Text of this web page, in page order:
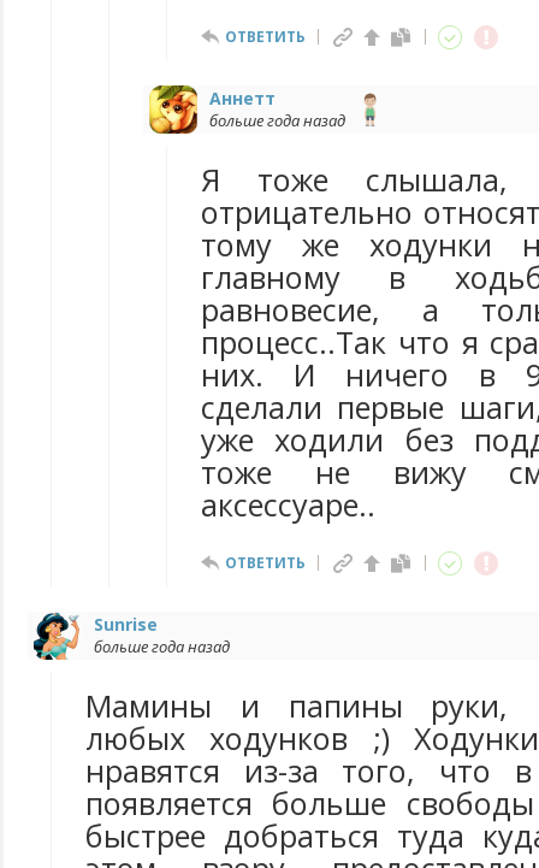
ОТВЕТИТЬ
Аннетт
больше года назад
Я тоже слышала,
отрицательно
тому же ходунки
главному в
равновесие, а
процесс..Так что я
них. И ничего в
сделали первые
уже ходили без
тоже не вижу
аксессуаре..
ОТВЕТИТЬ
Sunrise
больше года назад
Мамины и папины руки,
любых ходунков ;)
нравятся из-за того, что
появляется больше
быстрее добраться туда